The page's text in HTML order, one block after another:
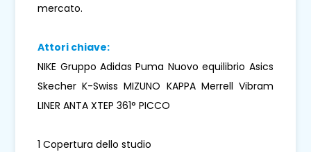
mercato.
Attori chiave:
NIKE Gruppo Adidas Puma Nuovo equilibrio Asics
Skecher K-Swiss MIZUNO KAPPA Merrell Vibram
LINER ANTA XTEP 361° PICCO
1 Copertura dello studio